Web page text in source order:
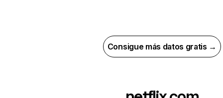
Consigue más datos gratis →